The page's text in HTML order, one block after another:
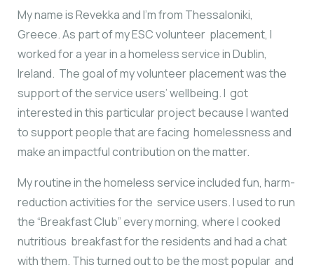
My name is Revekka and I’m from Thessaloniki,
Greece. As part of my ESC volunteer placement, I
worked for a year in a homeless service in Dublin,
Ireland. The goal of my volunteer placement was the
support of the service users’ wellbeing. I got
interested in this particular project because I wanted
to support people that are facing homelessness and
make an impactful contribution on the matter.
My routine in the homeless service included fun, harm-
reduction activities for the service users. I used to run
the “Breakfast Club” every morning, where I cooked
nutritious breakfast for the residents and had a chat
with them. This turned out to be the most popular and